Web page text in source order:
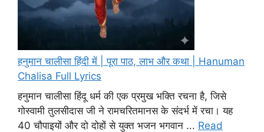
हनुमान चालीसा हिंदी में | पूरा पाठ, लाभ और कथा | Hanuman
Chalisa Full Lyrics
हनुमान चालीसा हिंदू धर्म की एक प्रमुख भक्ति रचना है, जिसे
गोस्वामी तुलसीदास जी ने रामचरितमानस के संदर्भ में रचा। यह
40 चौपाइयों और दो दोहों से युक्त भजन भगवान ... Read